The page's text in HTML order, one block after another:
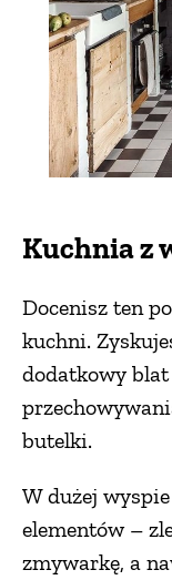
Kuchnia z
Docenisz ten
kuchni.
dodatkowy
butelki.
W dużej
elementów –
zmywarkę, a